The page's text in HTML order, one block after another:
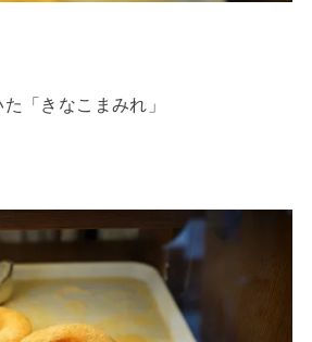
「きなこまみれ」